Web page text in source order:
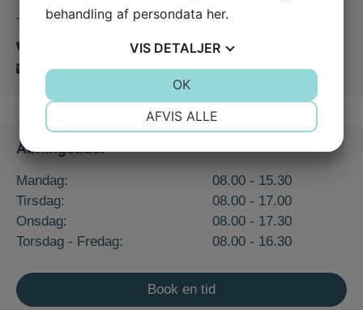
Tandlægerne Skt. Anne Plads
info@tandlaegernesanktanne.dk
Åbningstider
Mandag:
08.00 - 15.30
Tirsdag:
08.00 - 17.00
Onsdag:
08.00 - 17.30
Torsdag - Fredag:
08.00 - 16.30
Book en tid
behandling af persondata her.
VIS DETALJER
AFVIS ALLE
OK